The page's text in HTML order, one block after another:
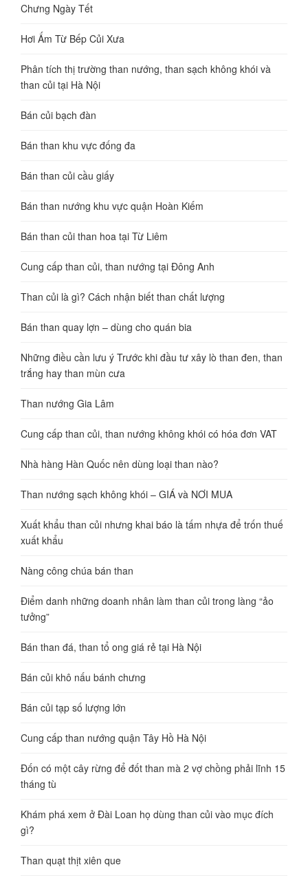
Chưng Ngày Tết
Hơi Ấm Từ Bếp Củi Xưa
Phân tích thị trường than nướng, than sạch không khói và
than củi tại Hà Nội
Bán củi bạch đàn
Bán than khu vực đống đa
Bán than củi cầu giấy
Bán than nướng khu vực quận Hoàn Kiếm
Bán than củi than hoa tại Từ Liêm
Cung cấp than củi, than nướng tại Đông Anh
Than củi là gì? Cách nhận biết than chất lượng
Bán than quay lợn – dùng cho quán bia
Những điều cần lưu ý Trước khi đầu tư xây lò than đen, than
trắng hay than mùn cưa
Than nướng Gia Lâm
Cung cấp than củi, than nướng không khói có hóa đơn VAT
Nhà hàng Hàn Quốc nên dùng loại than nào?
Than nướng sạch không khói – GIÁ và NƠI MUA
Xuất khẩu than củi nhưng khai báo là tấm nhựa để trốn thuế
xuất khẩu
Nàng công chúa bán than
Điểm danh những doanh nhân làm than củi trong làng “ảo
tưởng”
Bán than đá, than tổ ong giá rẻ tại Hà Nội
Bán củi khô nấu bánh chưng
Bán củi tạp số lượng lớn
Cung cấp than nướng quận Tây Hồ Hà Nội
Đốn có một cây rừng để đốt than mà 2 vợ chồng phải lĩnh 15
tháng tù
Khám phá xem ở Đài Loan họ dùng than củi vào mục đích
gì?
Than quạt thịt xiên que